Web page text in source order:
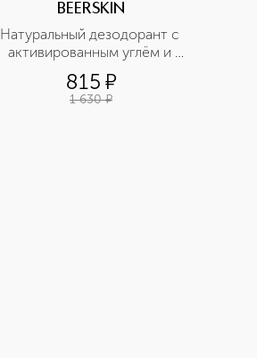
BEERSKIN
Натуральный дезодорант с
активированным углём и
экстрактом шалфея стик
815 ¤
1 630 ¤